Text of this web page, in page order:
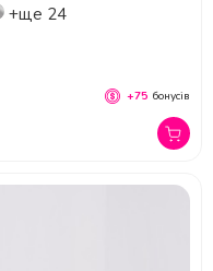
+ще 24
+75 бонусів